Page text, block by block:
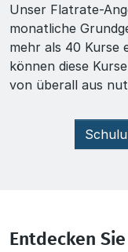
Unser Flatrate-
monatliche
mehr als 40 Kurse
können diese
von überall aus
Entdecken